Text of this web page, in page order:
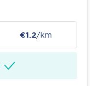
€1.2/km